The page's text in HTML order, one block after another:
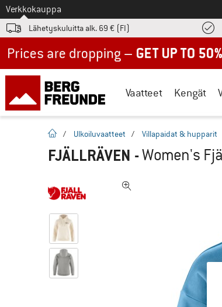
Tästä siirtyäksesi
Verkkokauppa
Lähetyskuluitta alk. 69 € (FI)
Vaatteet Kengät
Kotisivu
/ Ulkoiluvaatteet / Villapaidat & hupparit
FJÄLLRÄVEN -Women's